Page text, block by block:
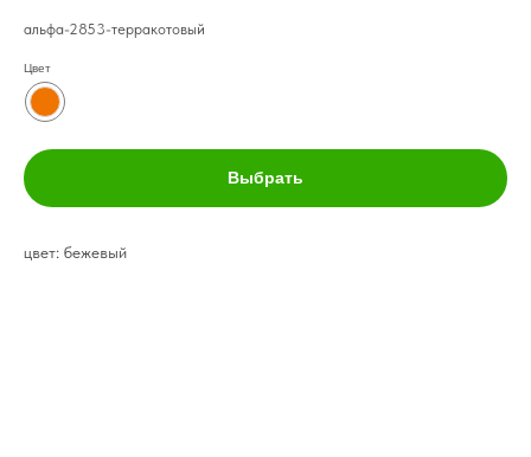
альфа-2853-терракотовый
Цвет
Выбрать
цвет: бежевый